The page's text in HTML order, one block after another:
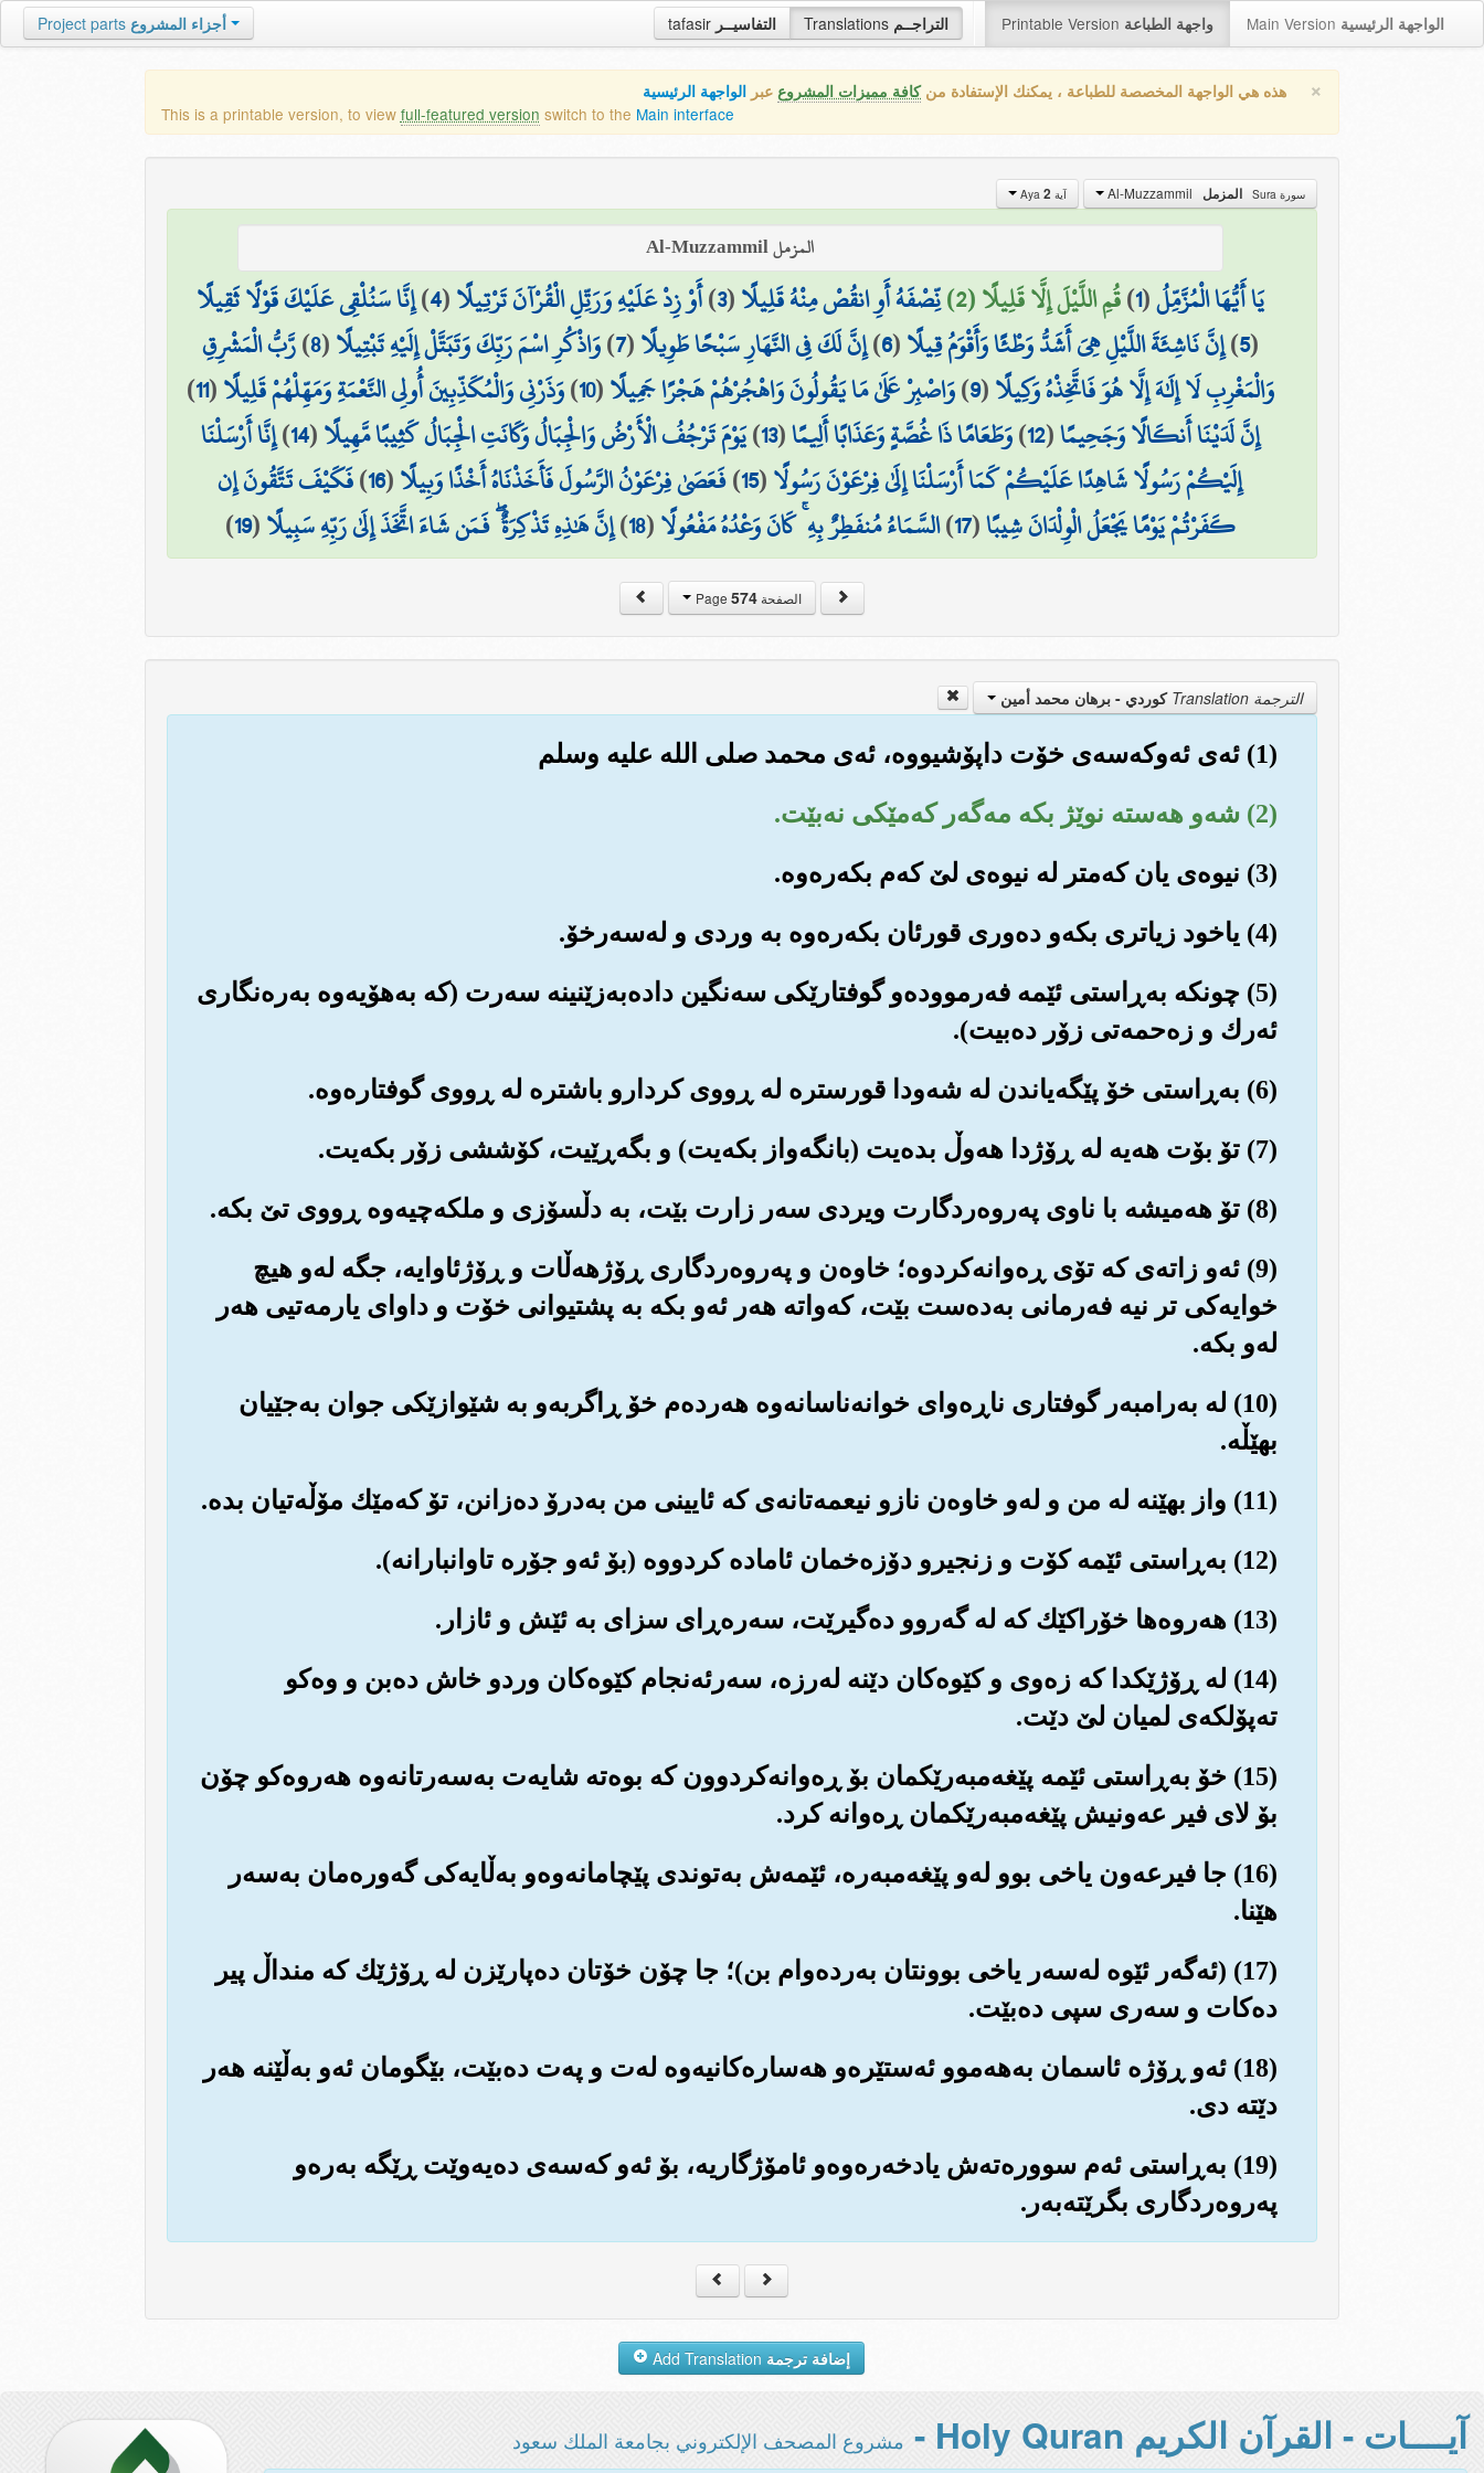
tafasir التفاسيــر Translations التراجــم Printable Version واجهة الطباعة Main Version الواجهة الرئيسية Project parts أجزاء المشروع
× هذه هي الواجهة المخصصة للطباعة ، يمكنك الإستفادة منكافة مميزات المشروع عبر الواجهة الرئيسية
This is a printable version, to view full-featured version switch to the Main interface
سورة Sura المزمل آية Aya 2
المزمل Al-Muzzammil
يَا أَيُّهَا الْمُزَّمِّلُ(
1
)قُمِ اللَّيْلَ إِلَّا قَلِيلًا (2) نِّصْفَهُ أَوِ انقُصْ مِنْهُ قَلِيلًا(
3
)أَوْ زِدْ عَلَيْهِ وَرَتِّلِ الْقُرْآنَ تَرْتِيلًا(
4
)إِنَّا سَنُلْقِي عَلَيْكَ قَوْلًا ثَقِيلًا
(
5
)إِنَّ نَاشِئَةَ اللَّيْلِ هِيَ أَشَدُّ وَطْئًا وَأَقْوَمُ قِيلًا(
6
)إِنَّ لَكَ فِي النَّهَارِ سَبْحًا طَوِيلًا(
7
)وَاذْكُرِ اسْمَ رَبِّكَ وَتَبَتَّلْ إِلَيْهِ تَبْتِيلًا(
8
)رَّبُّ الْمَشْرِقِ
وَالْمَغْرِبِ لَا إِلَٰهَ إِلَّا هُوَ فَاتَّخِذْهُ وَكِيلًا(
9
)وَاصْبِرْ عَلَىٰ مَا يَقُولُونَ وَاهْجُرْهُمْ هَجْرًا جَمِيلًا(
10
)وَذَرْنِي وَالْمُكَذِّبِينَ أُولِي النَّعْمَةِ وَمَهِّلْهُمْ قَلِيلًا(
11
)
إِنَّ لَدَيْنَا أَنكَالًا وَجَحِيمًا(
12
)وَطَعَامًا ذَا غُصَّةٍ وَعَذَابًا أَلِيمًا(
13
)يَوْمَ تَرْجُفُ الْأَرْضُ وَالْجِبَالُ وَكَانَتِ الْجِبَالُ كَثِيبًا مَّهِيلًا(
14
)إِنَّا أَرْسَلْنَا
إِلَيْكُمْ رَسُولًا شَاهِدًا عَلَيْكُمْ كَمَا أَرْسَلْنَا إِلَىٰ فِرْعَوْنَ رَسُولًا(
15
)فَعَصَىٰ فِرْعَوْنُ الرَّسُولَ فَأَخَذْنَاهُ أَخْذًا وَبِيلًا(
16
)فَكَيْفَ تَتَّقُونَ إِن
كَفَرْتُمْ يَوْمًا يَجْعَلُ الْوِلْدَانَ شِيبًا(
17
)السَّمَاءُ مُنفَطِرٌ بِهِ ۚ كَانَ وَعْدُهُ مَفْعُولًا(
18
)إِنَّ هَٰذِهِ تَذْكِرَةٌ ۖ فَمَن شَاءَ اتَّخَذَ إِلَىٰ رَبِّهِ سَبِيلًا(
19
)
الصفحة Page574
الترجمة Translation كوردي - برهان محمد أمين
(1) ئه‌ی ئه‌وکه‌سه‌ی خۆت داپۆشیووه‌، ئه‌ی محمد صلی الله علیه وسلم
(2) شه‌و هه‌سته نوێژ بکه مه‌گه‌ر که‌مێکی نه‌بێت.
(3) نیوه‌ی یان که‌متر له نیوه‌ی لێ که‌م بکه‌ره‌وه‌.
(4) یاخود زیاتری بکه‌و ده‌وری قورئان بکه‌ره‌وه به وردی و له‌سه‌رخۆ.
(5) چونکه به‌ڕاستی ئێمه فه‌رمووده‌و گوفتارێکی سه‌نگین داده‌به‌زێنینه سه‌رت (که به‌هۆیه‌وه به‌ره‌نگاری
ئه‌رك و زه‌حمه‌تی زۆر ده‌بیت).
(6) به‌ڕاستی خۆ پێگه‌یاندن له شه‌ودا قورستره له ڕووی کردارو باشتره له ڕووی گوفتاره‌وه‌.
(7) تۆ بۆت هه‌یه له ڕۆژدا هه‌وڵ بده‌یت (بانگه‌واز بکه‌یت) و بگه‌ڕێیت، کۆششی زۆر بکه‌یت.
(8) تۆ هه‌میشه با ناوی په‌روه‌ردگارت ویردی سه‌ر زارت بێت، به دڵسۆزی و ملکه‌چیه‌وه ڕووی تێ بکه‌.
(9) ئه‌و زاته‌ی که تۆی ڕه‌وانه‌کردوه‌؛ خاوه‌ن و په‌روه‌ردگاری ڕۆژهه‌ڵات و ڕۆژئاوایه‌، جگه له‌و هیچ
خوایه‌کی تر نیه فه‌رمانی به‌ده‌ست بێت، که‌واته هه‌ر ئه‌و بکه به پشتیوانی خۆت و داوای یارمه‌تیی هه‌ر
له‌و بکه‌.
(10) له به‌رامبه‌ر گوفتاری ناڕه‌وای خوانه‌ناسانه‌وه هه‌رده‌م خۆ ڕاگربه‌و به شێوازێکی جوان به‌جێیان
بهێڵه‌.
(11) واز بهێنه له من و له‌و خاوه‌ن نازو نیعمه‌تانه‌ی که ئایینی من به‌درۆ ده‌زانن، تۆ که‌مێك مۆڵه‌تیان بده‌.
(12) به‌ڕاستی ئێمه کۆت و زنجیرو دۆزه‌خمان ئاماده کردووه (بۆ ئه‌و جۆره تاوانبارانه‌).
(13) هه‌روه‌ها خۆراکێك که له گه‌روو ده‌گیرێت، سه‌ره‌ڕای سزای به ئێش و ئازار.
(14) له ڕۆژێکدا که زه‌وی و کێوه‌کان دێنه له‌رزه‌، سه‌رئه‌نجام کێوه‌کان وردو خاش ده‌بن و وه‌کو
ته‌پۆلکه‌ی لمیان لێ دێت.
(15) خۆ به‌ڕاستی ئێمه پێغه‌مبه‌رێکمان بۆ ڕه‌وانه‌کردوون که بوه‌ته شایه‌ت به‌سه‌رتانه‌وه هه‌روه‌کو چۆن
بۆ لای فیر عه‌ونیش پێغه‌مبه‌رێکمان ڕه‌وانه کرد.
(16) جا فیرعه‌ون یاخی بوو له‌و پێغه‌مبه‌ره‌، ئێمه‌ش به‌توندی پێچامانه‌وه‌و به‌ڵایه‌کی گه‌وره‌مان به‌سه‌ر
هێنا.
(17) (ئه‌گه‌ر ئێوه له‌سه‌ر یاخی بوونتان به‌رده‌وام بن)؛ جا چۆن خۆتان ده‌پارێزن له ڕۆژێك که منداڵ پیر
ده‌کات و سه‌ری سپی ده‌بێت.
(18) ئه‌و ڕۆژه ئاسمان به‌هه‌موو ئه‌ستێره‌و هه‌ساره‌کانیه‌وه له‌ت و په‌ت ده‌بێت، بێگومان ئه‌و به‌ڵێنه هه‌ر
دێته دی.
(19) به‌ڕاستی ئه‌م سووره‌ته‌ش یادخه‌ره‌وه‌و ئامۆژگاریه‌، بۆ ئه‌و که‌سه‌ی ده‌یه‌وێت ڕێگه به‌ره‌و
په‌روه‌ردگاری بگرێته‌به‌ر.
إضافة ترجمة
آيــــات - القرآن الكريم Holy Quran - مشروع المصحف الإلكتروني بجامعة الملك سعود